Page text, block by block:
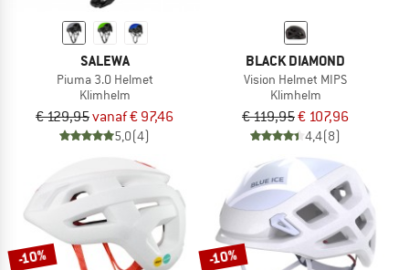
SALEWA
Piuma 3.0 Helmet
Klimhelm
€ 129,95vanaf € 97,46
5,0(4)
BLACK DIAMOND
Vision Helmet MIPS
Klimhelm
€ 119,95€ 107,96
4,4(8)
-10% -10%